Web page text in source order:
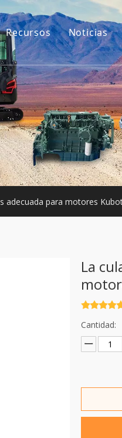
Recursos
Guías
Preguntas más
Vídeos
Noticias
adecuada para motores
La
Cantidad: